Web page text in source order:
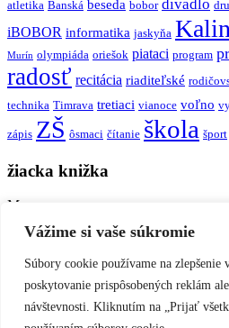
Vážime si vaše súkromie
Súbory cookie používame na zlepšenie
poskytovanie prispôsobených reklám
návštevnosti. Kliknutím na „Prijať
atletika Banská beseda bobor divadlo
iBOBOR informatika jaskyňa
Murín olympiáda oriešok piataci program
radosť recitácia riaditeľské
technika Timrava tretiaci vianoce voľno
zápis ZŠ ôsmaci čítanie škola šport
žiacka knižka
Meno:
Heslo:
Stratené heslo